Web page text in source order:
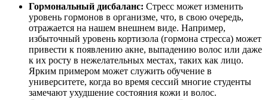
Гормональный дисбаланс: Стресс может изменить
уровень гормонов в организме, что, в свою очередь,
отражается на нашем внешнем виде. Например,
избыточный уровень кортизола (гормона стресса) может
привести к появлению акне, выпадению волос или даже
к их росту в нежелательных местах, таких как лицо.
Ярким примером может служить обучение в
университете, когда во время сессий многие студенты
замечают ухудшение состояния кожи и волос.